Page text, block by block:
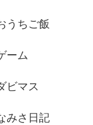
うちご飯
ーム
ビマス
みさ日記